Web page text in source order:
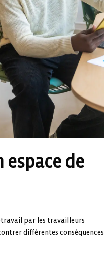
espace de
par les travailleurs
différentes conséquences